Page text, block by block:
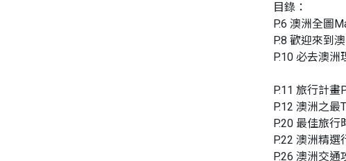
目錄：
P.6 澳洲全圖
P.8 歡迎來到
P.10 必去澳洲
P.11 旅行計畫
P.12 澳洲之
P.20 最佳旅行
P.22 澳洲精
P.26 澳洲交通